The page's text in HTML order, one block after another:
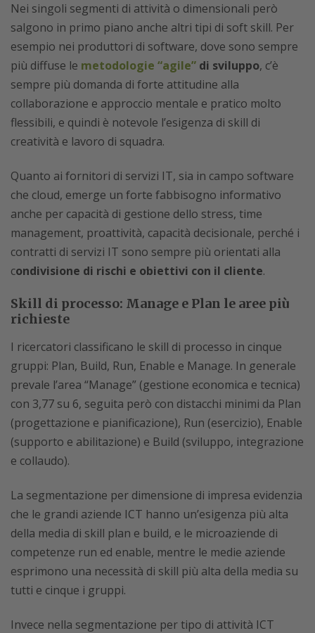
Nei singoli segmenti di attività o dimensionali però
salgono in primo piano anche altri tipi di soft skill. Per
esempio nei produttori di software, dove sono sempre
più diffuse le metodologie “agile” di sviluppo, c’è
sempre più domanda di forte attitudine alla
collaborazione e approccio mentale e pratico molto
flessibili, e quindi è notevole l’esigenza di skill di
creatività e lavoro di squadra.
Quanto ai fornitori di servizi IT, sia in campo software
che cloud, emerge un forte fabbisogno informativo
anche per capacità di gestione dello stress, time
management, proattività, capacità decisionale, perché i
contratti di servizi IT sono sempre più orientati alla
condivisione di rischi e obiettivi con il cliente.
Skill di processo: Manage e Plan le aree più
richieste
I ricercatori classificano le skill di processo in cinque
gruppi: Plan, Build, Run, Enable e Manage. In generale
prevale l’area “Manage” (gestione economica e tecnica)
con 3,77 su 6, seguita però con distacchi minimi da Plan
(progettazione e pianificazione), Run (esercizio), Enable
(supporto e abilitazione) e Build (sviluppo, integrazione
e collaudo).
La segmentazione per dimensione di impresa evidenzia
che le grandi aziende ICT hanno un’esigenza più alta
della media di skill plan e build, e le microaziende di
competenze run ed enable, mentre le medie aziende
esprimono una necessità di skill più alta della media su
tutti e cinque i gruppi.
Invece nella segmentazione per tipo di attività ICT